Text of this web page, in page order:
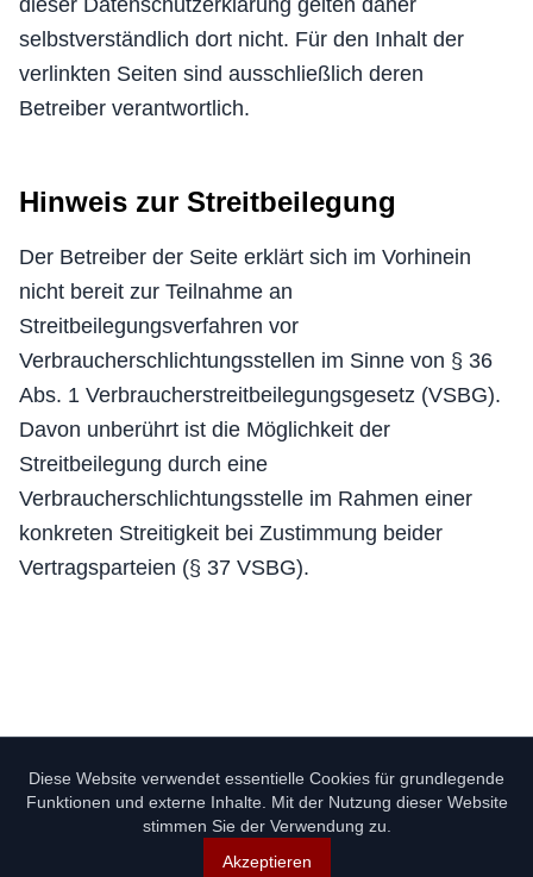
dieser Datenschutzerklärung gelten daher
selbstverständlich dort nicht. Für den Inhalt der
verlinkten Seiten sind ausschließlich deren
Betreiber verantwortlich.
Hinweis zur Streitbeilegung
Der Betreiber der Seite erklärt sich im Vorhinein
nicht bereit zur Teilnahme an
Streitbeilegungsverfahren vor
Verbraucherschlichtungsstellen im Sinne von § 36
Abs. 1 Verbraucherstreitbeilegungsgesetz (VSBG).
Davon unberührt ist die Möglichkeit der
Streitbeilegung durch eine
Verbraucherschlichtungsstelle im Rahmen einer
konkreten Streitigkeit bei Zustimmung beider
Vertragsparteien (§ 37 VSBG).
Diese Website verwendet essentielle Cookies für grundlegende
Funktionen und externe Inhalte. Mit der Nutzung dieser Website
stimmen Sie der Verwendung zu.
Akzeptieren